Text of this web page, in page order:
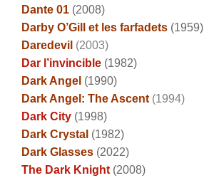
Dante 01 (2008)
Darby O’Gill et les farfadets (1959)
Daredevil (2003)
Dar l’invincible (1982)
Dark Angel (1990)
Dark Angel: The Ascent (1994)
Dark City (1998)
Dark Crystal (1982)
Dark Glasses (2022)
The Dark Knight (2008)